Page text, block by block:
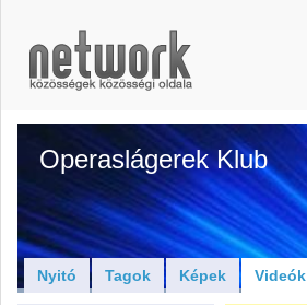
Operaslágerek Klub
Nyitó Tagok Képek Videók